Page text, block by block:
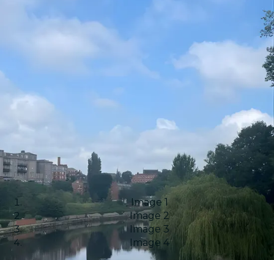
Image 1
Image 2
Image 3
Image 4